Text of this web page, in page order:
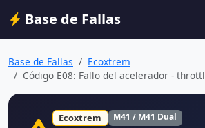
Base de Fallas
Base de Fallas
Ecoxtrem
Código E08: Fallo del acelerador -
Ecoxtrem M41 / M41 Dual